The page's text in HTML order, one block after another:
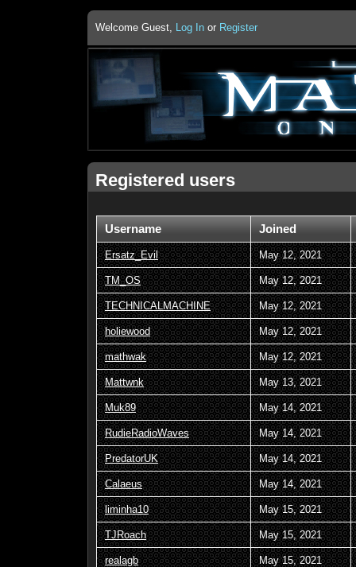
Welcome Guest, Log In or Register
Registered users
Username Joined
Ersatz_Evil May 12, 2021
TM_OS May 12, 2021
TECHNICALMACHINE May 12, 2021
holiewood May 12, 2021
mathwak May 12, 2021
Mattwnk May 13, 2021
Muk89 May 14, 2021
RudieRadioWaves May 14, 2021
PredatorUK May 14, 2021
Calaeus May 14, 2021
liminha10 May 15, 2021
TJRoach May 15, 2021
realagb May 15, 2021